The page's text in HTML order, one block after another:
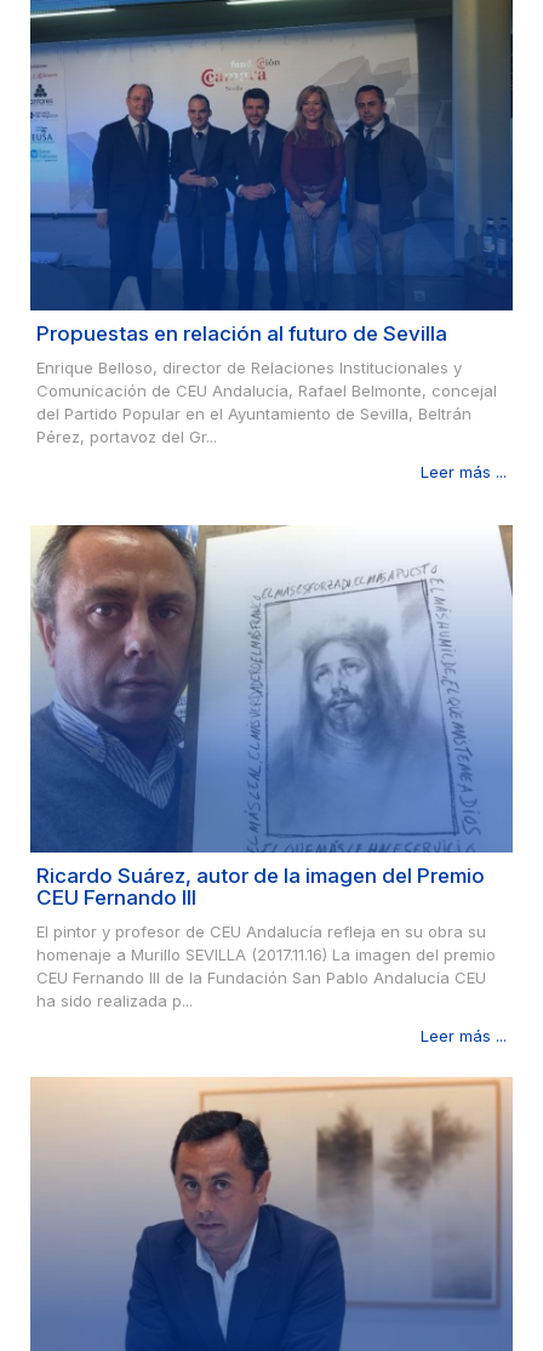
Propuestas en relación al futuro de Sevilla
Enrique Belloso, director de Relaciones Institucionales y
Comunicación de CEU Andalucía, Rafael Belmonte, concejal
del Partido Popular en el Ayuntamiento de Sevilla, Beltrán
Pérez, portavoz del Gr...
Leer más ...
Ricardo Suárez, autor de la imagen del Premio
CEU Fernando III
El pintor y profesor de CEU Andalucía refleja en su obra su
homenaje a Murillo SEVILLA (2017.11.16) La imagen del premio
CEU Fernando III de la Fundación San Pablo Andalucía CEU
ha sido realizada p...
Leer más ...